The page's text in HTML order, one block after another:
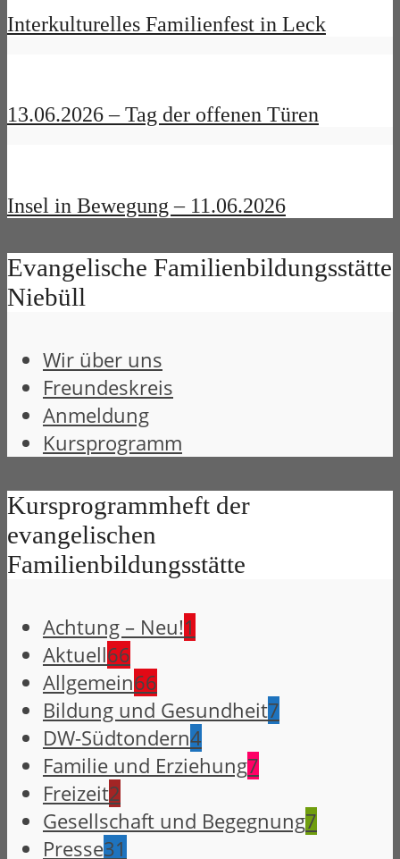
Interkulturelles Familienfest in Leck
13.06.2026 – Tag der offenen Türen
Insel in Bewegung – 11.06.2026
Evangelische Familienbildungsstätte
Niebüll
Wir über uns
Freundeskreis
Anmeldung
Kursprogramm
Kursprogrammheft der
evangelischen
Familienbildungsstätte
Achtung – Neu!1
Aktuell66
Allgemein66
Bildung und Gesundheit7
DW-Südtondern4
Familie und Erziehung7
Freizeit2
Gesellschaft und Begegnung7
Presse31